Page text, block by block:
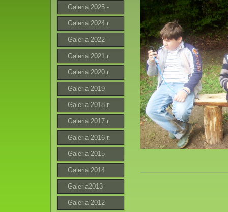
Galeria.2025 -
2026
Galeria 2024 r.
Galeria 2022 -
2023 r.
Galeria 2021 r.
Galeria 2020 r.
Galeria 2019
Galeria 2018 r.
Galeria 2017 r.
Galeria 2016 r.
Galeria 2015
Galeria 2014
Galeria2013
Galeria 2012